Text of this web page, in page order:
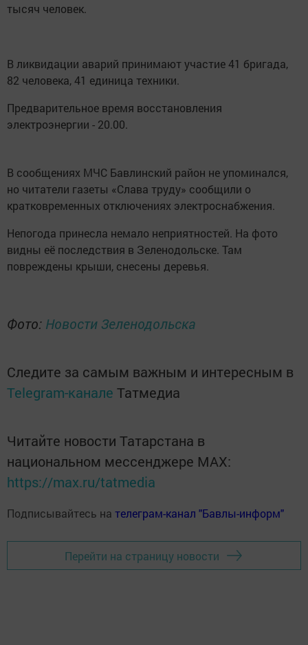
тысяч человек.
В ликвидации аварий принимают участие 41 бригада,
82 человека, 41 единица техники.
Предварительное время восстановления
электроэнергии - 20.00.
В сообщениях МЧС Бавлинский район не упоминался,
но читатели газеты «Слава труду» сообщили о
кратковременных отключениях электроснабжения.
Непогода принесла немало неприятностей. На фото
видны её последствия в Зеленодольске. Там
повреждены крыши, снесены деревья.
Фото: Новости Зеленодольска
Следите за самым важным и интересным в
Telegram-канале Татмедиа
Читайте новости Татарстана в
национальном мессенджере MАХ:
https://max.ru/tatmedia
Подписывайтесь на телеграм-канал "Бавлы-информ"
Перейти на страницу новости